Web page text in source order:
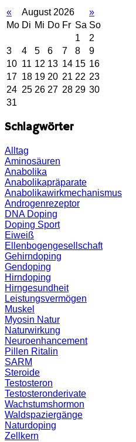
« August 2026
»
Mo Di Mi Do Fr Sa So
1
2
3
4 5 6 7 8
9
10 11 12 13 14 15 16
17 18 19 20 21 22 23
24 25 26 27 28 29 30
31
Schlagwörter
Alltag
Aminosäuren
Anabolika
Anabolikapräparate
Anabolikawirkmechanismus
Androgenrezeptor
DNA Doping
Doping Sport
Eiweiß
Ellenbogengesellschaft
Gehirndoping
Gendoping
Hirndoping
Hirngesundheit
Leistungsvermögen
Muskel
Myosin Natur
Naturwirkung
Neuroenhancement
Pillen Ritalin
SARM
Steroide
Testosteron
Testosteronderivate
Wachstumshormon
Waldspaziergänge
Naturdoping
Zellkern